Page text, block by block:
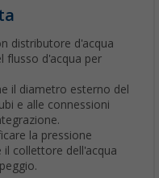
distributore d'acqua
flusso d'acqua per
il diametro esterno del
e alle connessioni
la pressione
il collettore dell'acqua